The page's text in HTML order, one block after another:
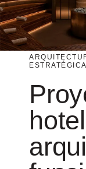
ESTRATÉGICA